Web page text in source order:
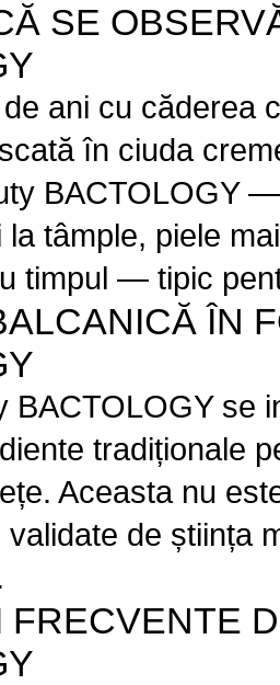
SE
ani cu căderea
în ciuda
BACTOLOGY
la tâmple, piele
timpul — tipic
ÎN
BACTOLOGY se
tradiționale
Aceasta nu
validate de știința
FRECVENTE